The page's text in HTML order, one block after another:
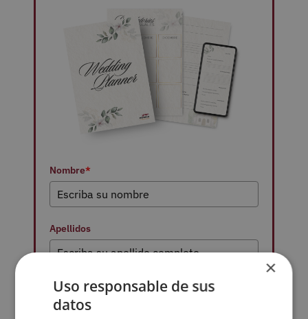
Nombre*
Apellidos
Correo electrónico*
×
Uso responsable de sus
datos